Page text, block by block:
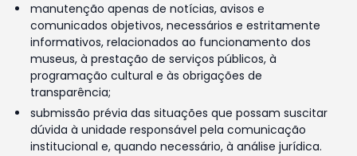
manutenção apenas de notícias, avisos e
comunicados objetivos, necessários e estritamente
informativos, relacionados ao funcionamento dos
museus, à prestação de serviços públicos, à
programação cultural e às obrigações de
transparência;
submissão prévia das situações que possam suscitar
dúvida à unidade responsável pela comunicação
institucional e, quando necessário, à análise jurídica.